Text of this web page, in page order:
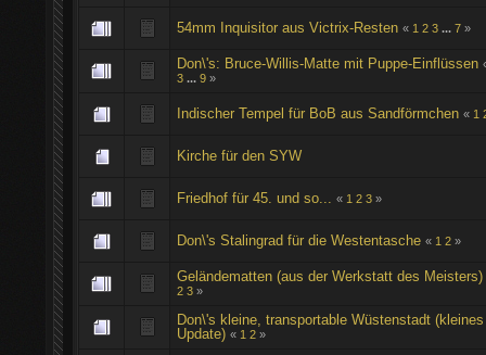
54mm Inquisitor aus Victrix-Resten « 1 2 3 ...7 »
Don\'s: Bruce-Willis-Matte mit Puppe-Einflüssen
3 ...9 »
Indischer Tempel für BoB aus Sandförmchen « 1
Kirche für den SYW
Friedhof für 45. und so... « 1 2 3 »
Don\'s Stalingrad für die Westentasche « 1 2 »
Geländematten (aus der Werkstatt des Meisters)
2 3 »
Don\'s kleine, transportable Wüstenstadt (kleines
Update) « 1 2 »